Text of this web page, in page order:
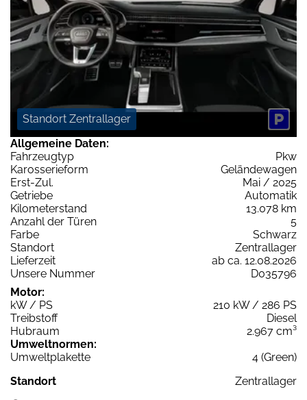
Standort Zentrallager
Allgemeine Daten:
Fahrzeugtyp
Pkw
Karosserieform
Geländewagen
Erst-Zul.
Mai / 2025
Getriebe
Automatik
Kilometerstand
13.078 km
Anzahl der Türen
5
Farbe
Schwarz
Standort
Zentrallager
Lieferzeit
ab ca. 12.08.2026
Unsere Nummer
D035796
Motor:
kW / PS
210 kW / 286 PS
Treibstoff
Diesel
Hubraum
2.967 cm³
Umweltnormen:
Umweltplakette
4 (Green)
Standort
Zentrallager